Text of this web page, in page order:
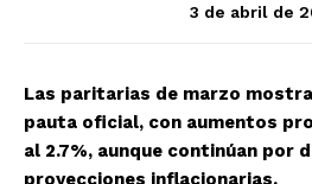
3 de abril de
Las paritarias de marzo
pauta oficial, con aumentos
al 2.7%, aunque continúan por